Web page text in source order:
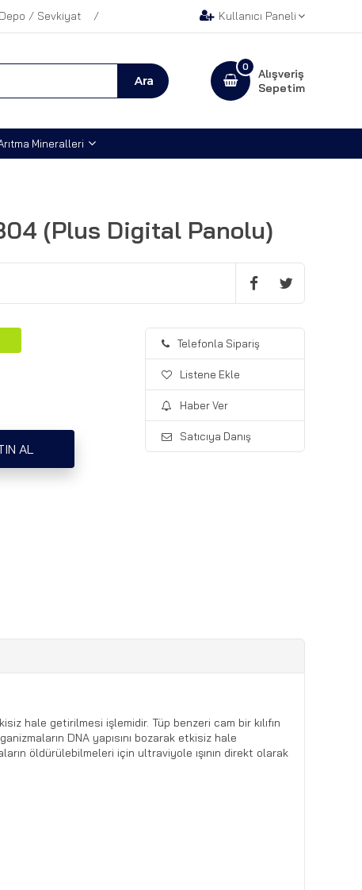
Depo / Sevkiyat Kullanıcı Paneli
Alışveriş
Sepetim
0
Mineralleri
(Plus Digital Panolu)
Telefonla Sipariş
Listene Ekle
Haber Ver
Satıcıya Danış
hale getirilmesi işlemidir. Tüp benzeri cam bir kılıfın
DNA yapısını bozarak etkisiz hale
öldürülebilmeleri için ultraviyole ışının direkt olarak